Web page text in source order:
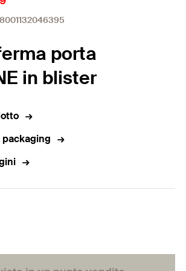
porta
in blister
packaging